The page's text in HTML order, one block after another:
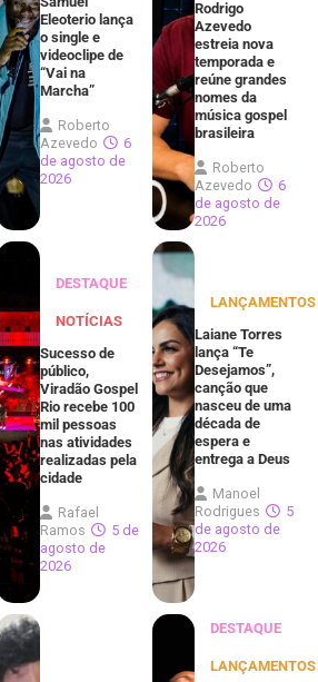
Eleoterio lança
o single e
videoclipe de
“Vai na
Marcha”
Roberto
Azevedo
6
de agosto de
2026
Rodrigo
Azevedo
estreia nova
temporada e
reúne grandes
nomes da
música gospel
brasileira
Roberto
Azevedo
6
de agosto de
2026
DESTAQUE
NOTÍCIAS
Sucesso de
público,
Viradão Gospel
Rio recebe 100
mil pessoas
nas atividades
realizadas pela
cidade
Rafael
Ramos
5 de
agosto de
2026
LANÇAMENTOS
Laiane Torres
lança “Te
Desejamos”,
canção que
nasceu de uma
década de
espera e
entrega a Deus
Manoel
Rodrigues
5
de agosto de
2026
DESTAQUE
LANÇAMENTOS